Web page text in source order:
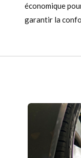
économique
garantir la